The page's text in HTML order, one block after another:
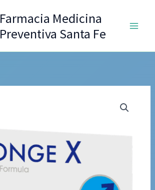
Farmacia Medicina
Preventiva Santa Fe